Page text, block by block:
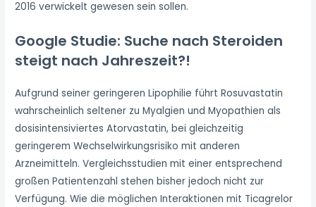
2016 verwickelt gewesen sein sollen.
Google Studie: Suche nach Steroiden
steigt nach Jahreszeit?!
Aufgrund seiner geringeren Lipophilie führt Rosuvastatin
wahrscheinlich seltener zu Myalgien und Myopathien als
dosisintensiviertes Atorvastatin, bei gleichzeitig
geringerem Wechselwirkungsrisiko mit anderen
Arzneimitteln. Vergleichsstudien mit einer entsprechend
großen Patientenzahl stehen bisher jedoch nicht zur
Verfügung. Wie die möglichen Interaktionen mit Ticagrelor